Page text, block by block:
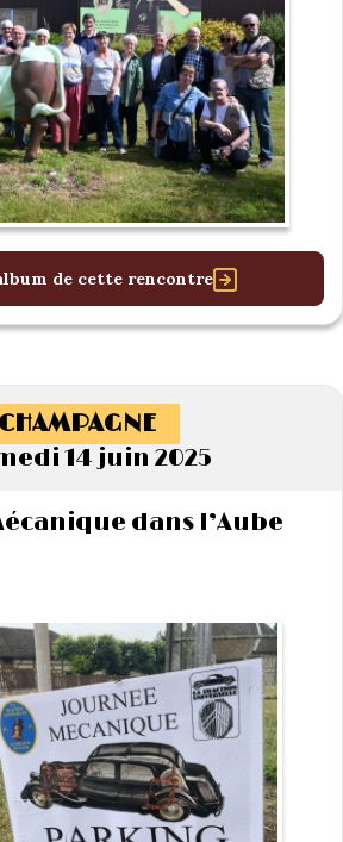
de cette rencontre
CHAMPAGNE
14 juin 2025
dans l’Aube